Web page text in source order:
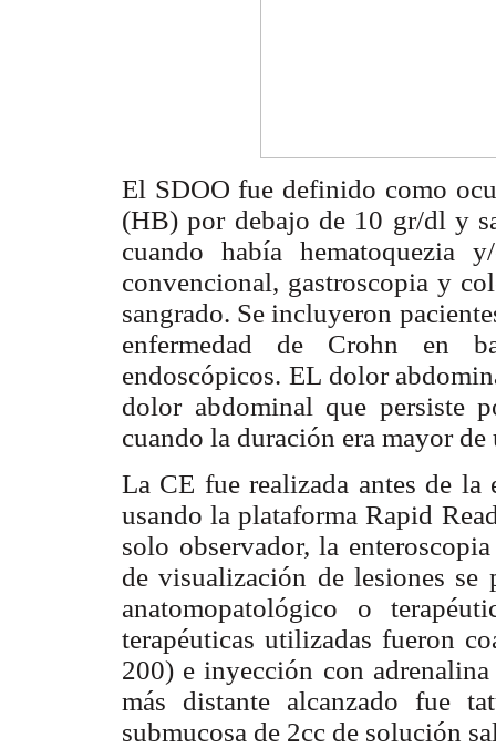
El SDOO fue definido como
(HB) por debajo de 10 gr/dl y
cuando había hematoquezia
convencional, gastroscopia y
sangrado. Se incluyeron
enfermedad de Crohn en
endoscópicos. EL dolor
dolor abdominal que persiste
cuando la duración era mayor de
La CE fue realizada antes de la
usando la plataforma Rapid
solo observador, la
de visualización de lesiones se
anatomopatológico o
terapéuticas utilizadas fueron
200) e inyección con
más distante alcanzado fue
submucosa de 2cc de solución